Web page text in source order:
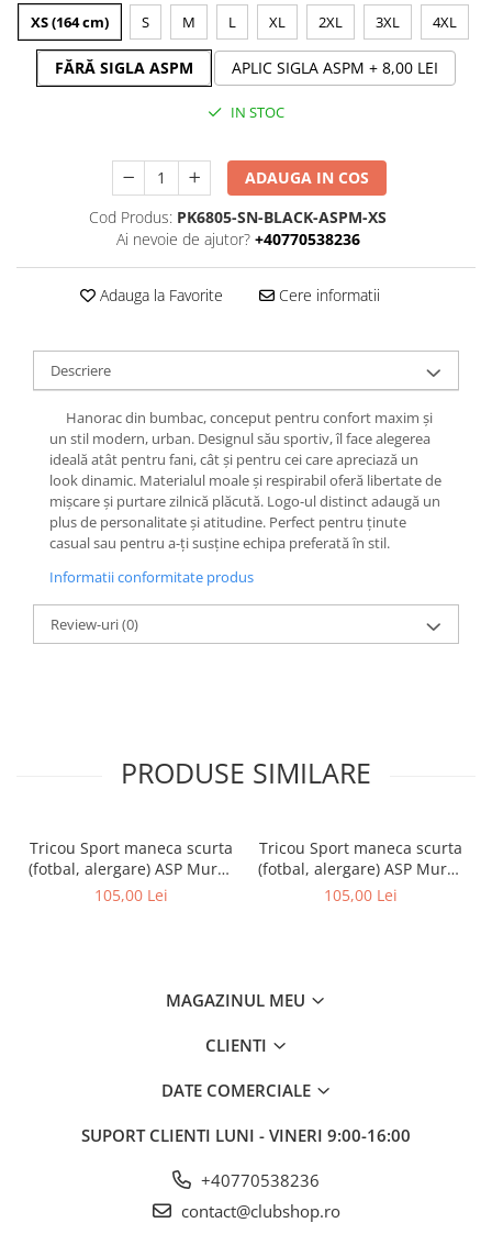
XS (164 cm) S M L XL 2XL 3XL 4XL
FĂRĂ SIGLA ASPM APLIC SIGLA ASPM + 8,00 LEI
IN STOC
ADAUGA IN COS
Cod Produs: PK6805-SN-BLACK-ASPM-XS
Ai nevoie de ajutor? +40770538236
Adauga la Favorite Cere informatii
Descriere
Hanorac din bumbac, conceput pentru confort maxim și
un stil modern, urban. Designul său sportiv, îl face alegerea
ideală atât pentru fani, cât și pentru cei care apreciază un
look dinamic. Materialul moale și respirabil oferă libertate de
mișcare și purtare zilnică plăcută. Logo-ul distinct adaugă un
plus de personalitate și atitudine. Perfect pentru ținute
casual sau pentru a-ți susține echipa preferată în stil.
Informatii conformitate produs
Review-uri(0)
PRODUSE SIMILARE
Tricou Sport maneca scurta
(fotbal, alergare) ASP Mures
rosu
105,00 Lei
Tricou Sport maneca scurta
(fotbal, alergare) ASP Mures
galben
105,00 Lei
MAGAZINUL MEU
CLIENTI
DATE COMERCIALE
SUPORT CLIENTI LUNI - VINERI 9:00-16:00
+40770538236
contact@clubshop.ro